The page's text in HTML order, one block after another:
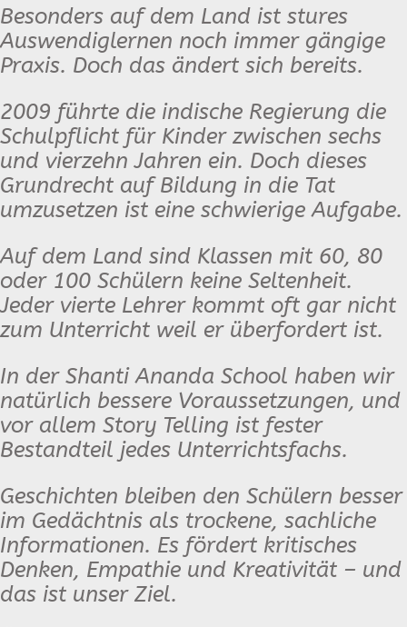
Besonders auf dem Land ist stures
Auswendiglernen noch immer gängige
Praxis. Doch das ändert sich bereits.
2009 führte die indische Regierung die
Schulpflicht für Kinder zwischen sechs
und vierzehn Jahren ein. Doch dieses
Grundrecht auf Bildung in die Tat
umzusetzen ist eine schwierige Aufgabe.
Auf dem Land sind Klassen mit 60, 80
oder 100 Schülern keine Seltenheit.
Jeder vierte Lehrer kommt oft gar nicht
zum Unterricht weil er überfordert ist.
In der Shanti Ananda School haben wir
natürlich bessere Voraussetzungen, und
vor allem Story Telling ist fester
Bestandteil jedes Unterrichtsfachs.
Geschichten bleiben den Schülern besser
im Gedächtnis als trockene, sachliche
Informationen. Es fördert kritisches
Denken, Empathie und Kreativität – und
das ist unser Ziel.